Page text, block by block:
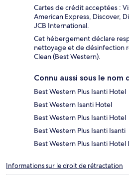
Cartes de crédit acceptées :
American Express, Discover,
JCB International.
Cet hébergement déclare
nettoyage et de désinfection
Clean (Best Western).
Connu aussi sous le nom
Best Western Plus Isanti Hotel
Best Western Isanti Hotel
Best Western Plus Isanti Hotel
Best Western Plus Isanti Isanti
Best Western Plus Isanti Hotel
Informations sur le droit de rétractation